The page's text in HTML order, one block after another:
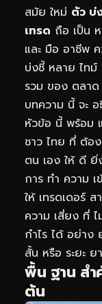
สมัย ใหม่ ตัว บ่
เทรด ถือ เป็น
และ มือ อาชีพ
บ่งชี้ หลาย ไทม์
รวม ของ ตลา
บทความ นี้ จะ
หัวข้อ นี้ พร้อม
ชาว ไทย ที่ ต้อ
ตน เอง ให้ ดี
การ ทำ ความ
ให้ เทรดเดอร์
ความ เสี่ยง ที่ ไ
กำไร ได้ อย่าง
สั้น หรือ ระยะ
พื้น ฐาน สำ
ต้น